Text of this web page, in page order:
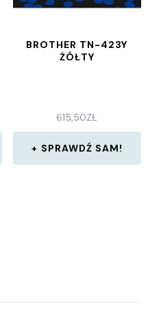
BROTHER TN-423Y
ŻÓŁTY
615,50ZŁ
SPRAWDŹ SAM!